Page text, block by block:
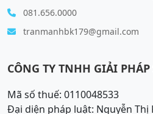
081.656.0000
tranmanhbk179@gmail.com
CÔNG TY TNHH GIẢI PHÁP
Mã số thuế: 0110048533
Đại diện pháp luật: Nguyễn Thị